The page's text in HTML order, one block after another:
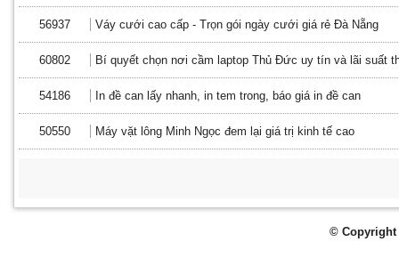
56937 Váy cưới cao cấp - Trọn gói ngày cưới giá rẻ Đà Nẵng
60802 Bí quyết chọn nơi cầm laptop Thủ Đức uy tín và lãi suất
54186 In đề can lấy nhanh, in tem trong, báo giá in đề can
50550 Máy vặt lông Minh Ngọc đem lại giá trị kinh tế cao
© Copyright